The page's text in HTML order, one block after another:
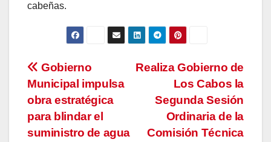
cabeñas.
Navegación
de
entradas
Realiza Gobierno de
Los Cabos la
Segunda Sesión
Ordinaria de la
Comisión Técnica
Gobierno
Municipal impulsa
obra estratégica
para blindar el
suministro de agua